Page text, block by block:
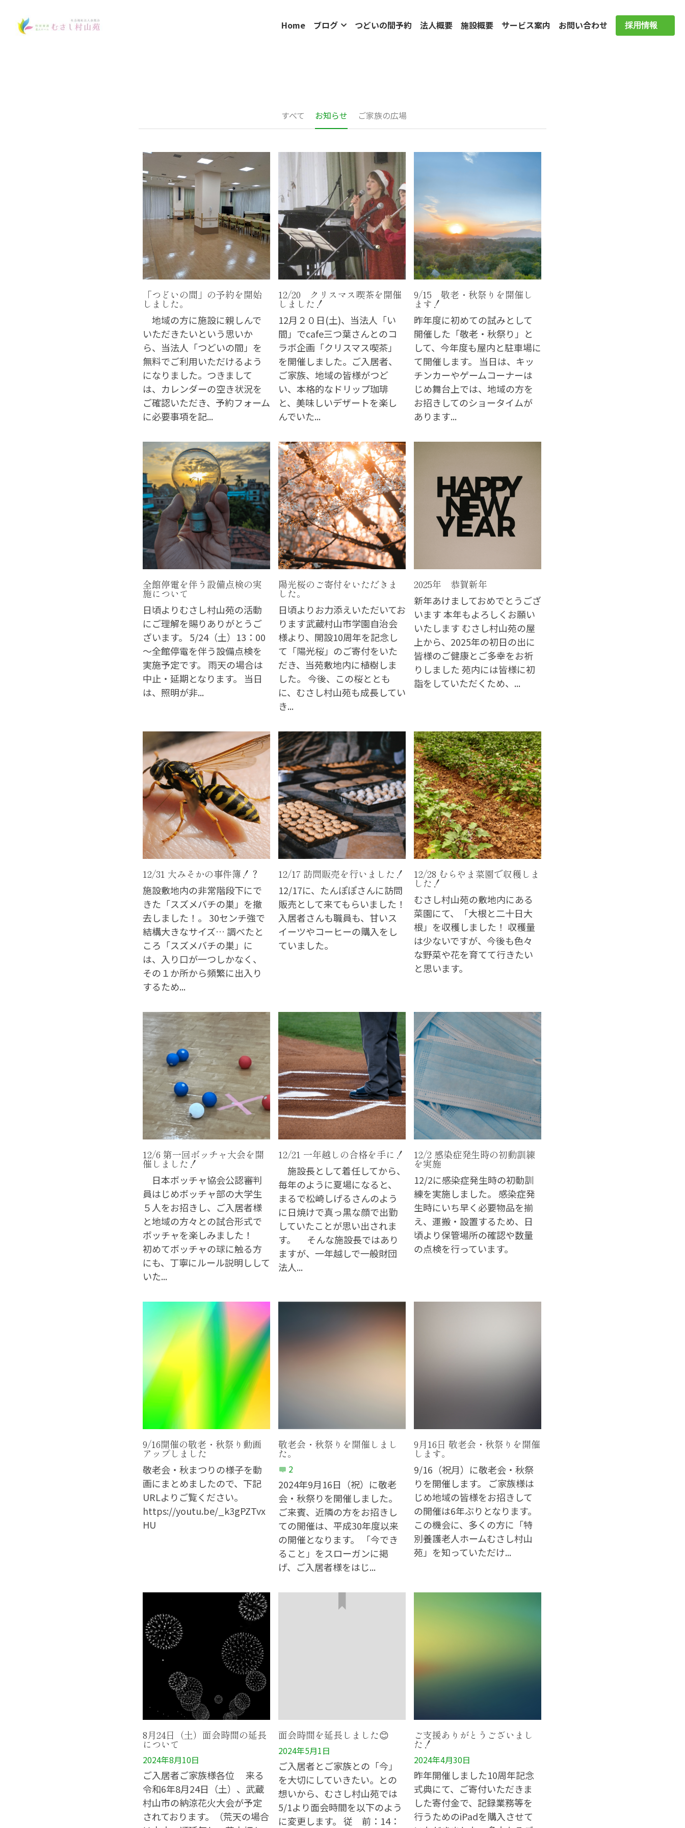
Home ブログ つどいの間予約 法人概要 施設概要 サービス案内 お問い合わせ 採用情報
すべて お知らせ ご家族の広場
「つどいの間」の予約を開始
しました。
地域の方に施設に親しんで
いただきたいという思いか
ら、当法人「つどいの間」を
無料でご利用いただけるよう
になりました。つきまして
は、カレンダーの空き状況を
ご確認いただき、予約フォーム
に必要事項を記...
12/20 クリスマス喫茶を開催
しました！
12月２０日(土)、当法人「い
間」でcafe三つ葉さんとのコ
ラボ企画「クリスマス喫茶」
を開催しました。ご入居者、
ご家族、地域の皆様がつど
い、本格的なドリップ珈琲
と、美味しいデザートを楽し
んでいた...
9/15 敬老・秋祭りを開催し
ます！
昨年度に初めての試みとして
開催した「敬老・秋祭り」と
して、今年度も屋内と駐車場に
て開催します。 当日は、キッ
チンカーやゲームコーナーは
じめ舞台上では、地域の方を
お招きしてのショータイムが
あります...
全館停電を伴う設備点検の実
施について
日頃よりむさし村山苑の活動
にご理解を賜りありがとうご
ざいます。 5/24（土）13：00
～全館停電を伴う設備点検を
実施予定です。 雨天の場合は
中止・延期となります。 当日
は、照明が非...
陽光桜のご寄付をいただきま
した。
日頃よりお力添えいただいてお
ります武蔵村山市学園自治会
様より、開設10周年を記念し
て「陽光桜」のご寄付をいた
だき、当苑敷地内に植樹しま
した。 今後、この桜ととも
に、むさし村山苑も成長してい
き...
2025年 恭賀新年
新年あけましておめでとうござ
います 本年もよろしくお願い
いたします むさし村山苑の屋
上から、2025年の初日の出に
皆様のご健康とご多幸をお祈
りしました 苑内には皆様に初
詣をしていただくため、...
12/31 大みそかの事件簿！？
施設敷地内の非常階段下にで
きた「スズメバチの巣」を撤
去しました！。 30センチ強で
結構大きなサイズ… 調べたと
ころ「スズメバチの巣」に
は、入り口が一つしかなく、
その１か所から頻繁に出入り
するため...
12/17 訪問販売を行いました！
12/17に、たんぽぽさんに訪問
販売として来てもらいました！
入居者さんも職員も、甘いス
イーツやコーヒーの購入をし
ていました。
12/28 むらやま菜園で収穫しま
した！
むさし村山苑の敷地内にある
菜園にて、「大根と二十日大
根」を収穫しました！ 収穫量
は少ないですが、今後も色々
な野菜や花を育てて行きたい
と思います。
12/6 第一回ボッチャ大会を開
催しました！
日本ボッチャ協会公認審判
員はじめボッチャ部の大学生
５人をお招きし、ご入居者様
と地域の方々との試合形式で
ボッチャを楽しみました！
初めてボッチャの球に触る方
にも、丁寧にルール説明しして
いた...
12/21 一年越しの合格を手に！
施設長として着任してから、
毎年のように夏場になると、
まるで松崎しげるさんのよう
に日焼けで真っ黒な顔で出勤
していたことが思い出されま
す。 そんな施設長ではあり
ますが、一年越しで一般財団
法人...
12/2 感染症発生時の初動訓練
を実施
12/2に感染症発生時の初動訓
練を実施しました。 感染症発
生時にいち早く必要物品を揃
え、運搬・設置するため、日
頃より保管場所の確認や数量
の点検を行っています。
9/16開催の敬老・秋祭り動画
アップしました
敬老会・秋まつりの様子を動
画にまとめましたので、下記
URLよりご覧ください。
https://youtu.be/_k3gPZTvx
HU
敬老会・秋祭りを開催しまし
た。
2
2024年9月16日（祝）に敬老
会・秋祭りを開催しました。
ご来賓、近隣の方をお招きし
ての開催は、平成30年度以来
の開催となります。 「今でき
ること」をスローガンに掲
げ、ご入居者様をはじ...
9月16日 敬老会・秋祭りを開催
します。
9/16（祝月）に敬老会・秋祭
りを開催します。 ご家族様は
じめ地域の皆様をお招きして
の開催は6年ぶりとなります。
この機会に、多くの方に「特
別養護老人ホームむさし村山
苑」を知っていただけ...
8月24日（土）面会時間の延長
について
2024年8月10日
ご入居者ご家族様各位 来る
令和6年8月24日（土）、武蔵
村山市の納涼花火大会が予定
されております。（荒天の場合
面会時間を延長しました😊
2024年5月1日
ご入居者とご家族との「今」
を大切にしていきたい。との
想いから、むさし村山苑では
5/1より面会時間を以下のよう
に変更します。 従 前：14：
ご支援ありがとうございまし
た！
2024年4月30日
昨年開催しました10周年記念
式典にて、ご寄付いただきま
した寄付金で、記録業務等を
行うためのiPadを購入させて